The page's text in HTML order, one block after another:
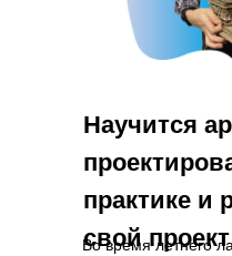
Научится
практике и
свой проект
Во время летнего